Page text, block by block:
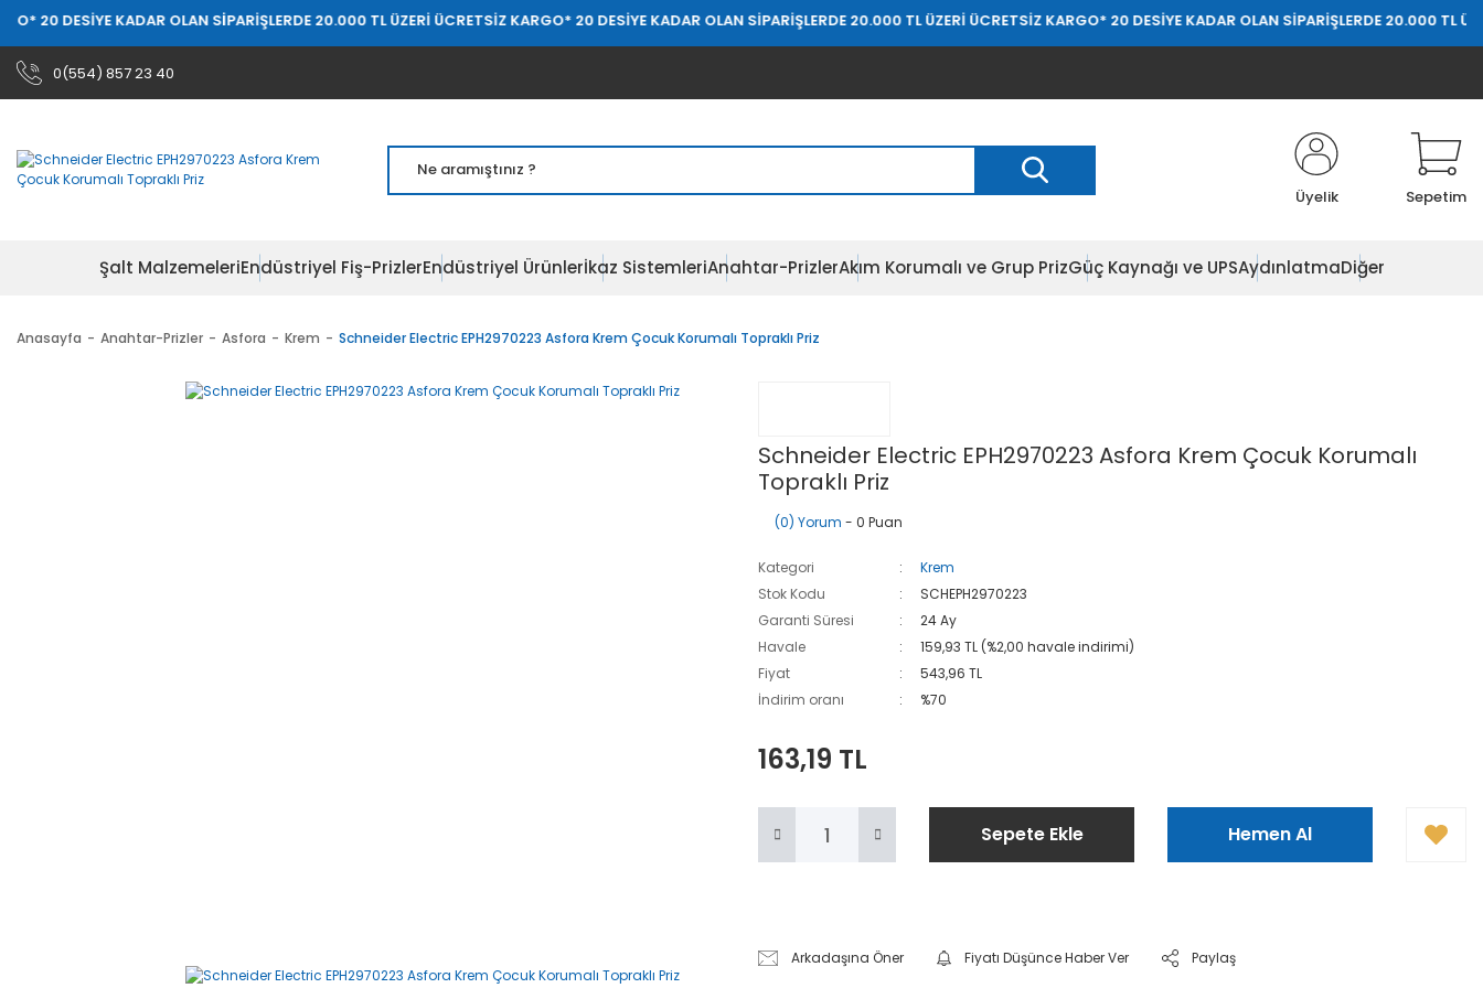
DESİYE KADAR OLAN SİPARİŞLERDE 20.000 TL ÜZERİ ÜCRETSİZ KARGO* 20 DESİYE KADAR OLAN SİPARİŞLERDE 20.000 TL ÜZERİ ÜCRETSİZ KARGO* 20 DESİYE KADAR OLAN SİPARİŞLERDE 20.000 TL ÜZERİ
0(554) 857 23 40
Üyelik Sepetim
Şalt MalzemeleriEndüstriyel Fiş-PrizlerEndüstriyel Ürünlerİkaz SistemleriAnahtar-PrizlerAkım Korumalı ve Grup PrizGüç Kaynağı ve UPSAydınlatmaDiğer
Anasayfa Anahtar-Prizler Asfora Krem Schneider Electric EPH2970223 Asfora Krem Çocuk Korumalı Topraklı Priz
Schneider Electric EPH2970223 Asfora Krem Çocuk Korumalı
Topraklı Priz
(0) Yorum - 0 Puan
Kategori
Krem
Stok Kodu
SCHEPH2970223
Garanti Süresi
24 Ay
Havale
159,93 TL (%2,00 havale indirimi)
Fiyat
543,96 TL
İndirim oranı
%70
163,19 TL
Sepete Ekle Hemen Al
Arkadaşına Öner Fiyatı Düşünce Haber Ver Paylaş